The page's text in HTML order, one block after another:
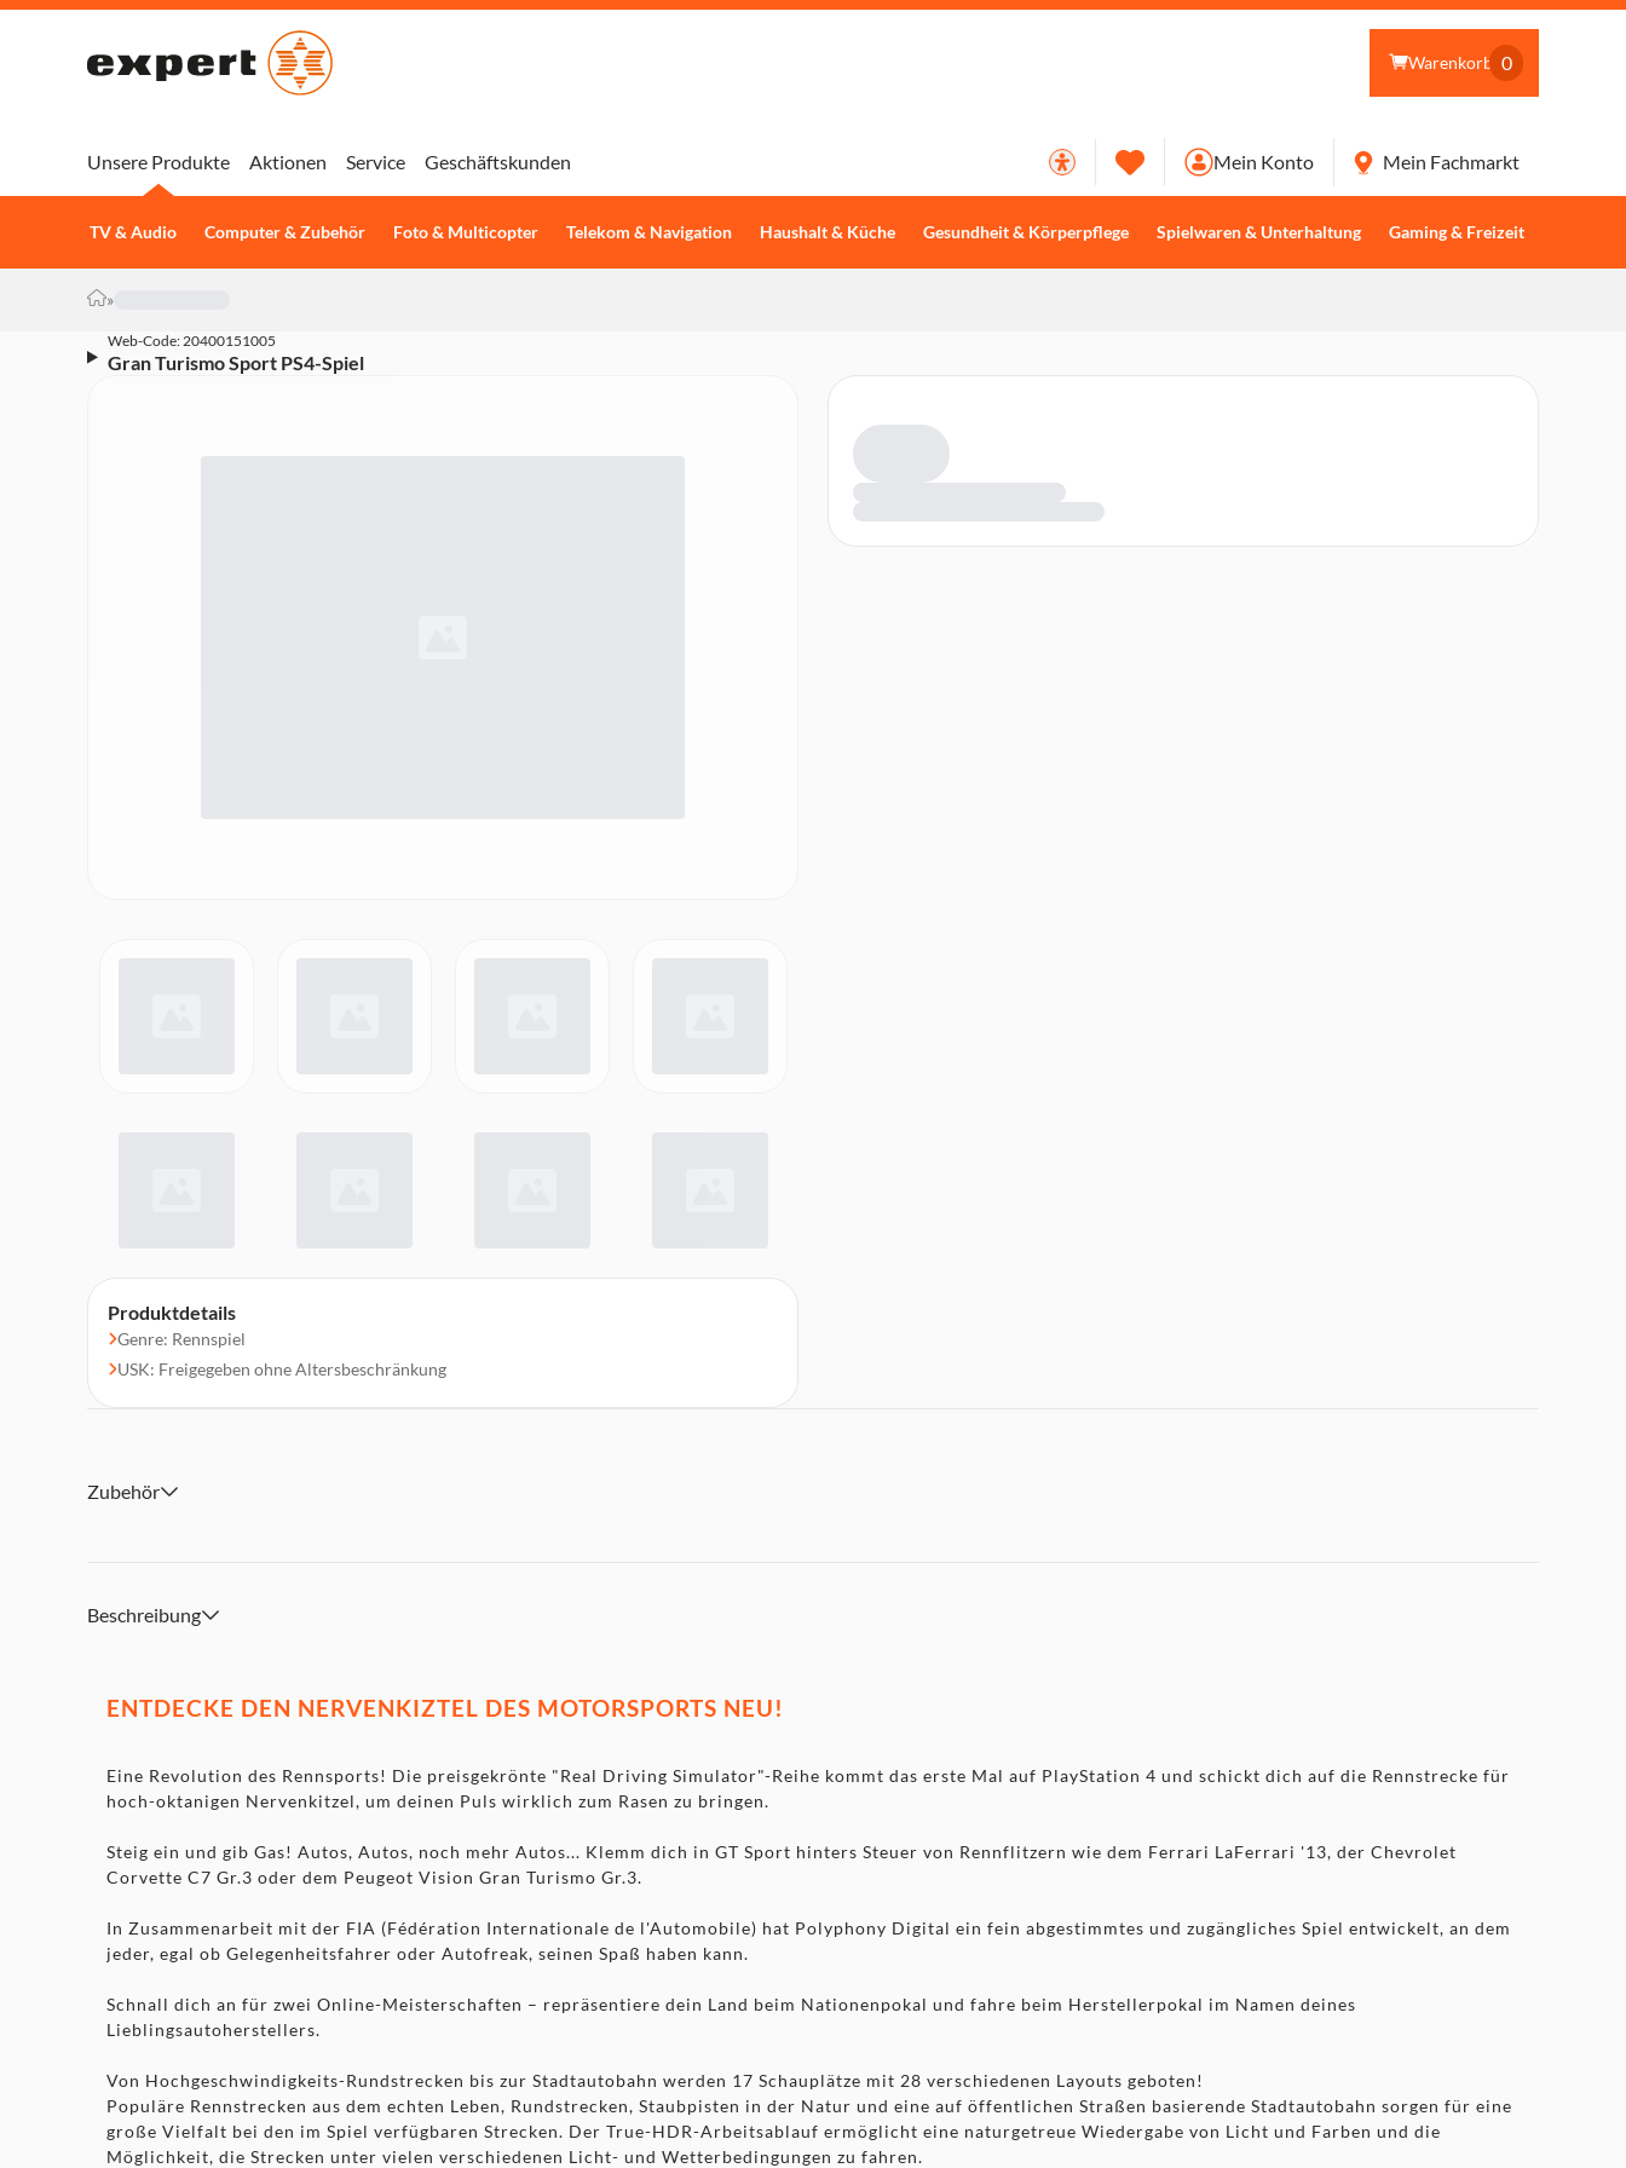
Warenkorb 0
Unsere Produkte
TV & Audio Computer & Zubehör Foto & Multicopter Telekom & Navigation Haushalt & Küche Gesundheit & Körperpflege Spielwaren & Unterhaltung Gaming & Freizeit
Aktionen Service Geschäftskunden Mein Konto Mein Fachmarkt
»
Web-Code: 20400151005
Gran Turismo Sport PS4-Spiel
Produktdetails
Genre: Rennspiel
USK: Freigegeben ohne Altersbeschränkung
Zubehör
Beschreibung
ENTDECKE DEN NERVENKIZTEL DES MOTORSPORTS NEU!
Eine Revolution des Rennsports! Die preisgekrönte "Real Driving Simulator"-Reihe kommt das erste Mal auf PlayStation 4 und schickt dich auf die Rennstrecke für
hoch-oktanigen Nervenkitzel, um deinen Puls wirklich zum Rasen zu bringen.
Steig ein und gib Gas! Autos, Autos, noch mehr Autos... Klemm dich in GT Sport hinters Steuer von Rennflitzern wie dem Ferrari LaFerrari '13, der Chevrolet
Corvette C7 Gr.3 oder dem Peugeot Vision Gran Turismo Gr.3.
In Zusammenarbeit mit der FIA (Fédération Internationale de l'Automobile) hat Polyphony Digital ein fein abgestimmtes und zugängliches Spiel entwickelt, an dem
jeder, egal ob Gelegenheitsfahrer oder Autofreak, seinen Spaß haben kann.
Schnall dich an für zwei Online-Meisterschaften – repräsentiere dein Land beim Nationenpokal und fahre beim Herstellerpokal im Namen deines
Lieblingsautoherstellers.
Von Hochgeschwindigkeits-Rundstrecken bis zur Stadtautobahn werden 17 Schauplätze mit 28 verschiedenen Layouts geboten!
Populäre Rennstrecken aus dem echten Leben, Rundstrecken, Staubpisten in der Natur und eine auf öffentlichen Straßen basierende Stadtautobahn sorgen für eine
große Vielfalt bei den im Spiel verfügbaren Strecken. Der True-HDR-Arbeitsablauf ermöglicht eine naturgetreue Wiedergabe von Licht und Farben und die
Möglichkeit, die Strecken unter vielen verschiedenen Licht- und Wetterbedingungen zu fahren.